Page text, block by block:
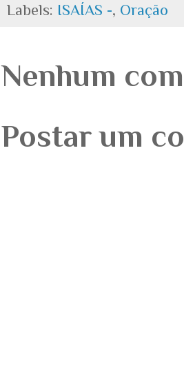
Labels: ISAÍAS -, Oração
Nenhum
Postar um